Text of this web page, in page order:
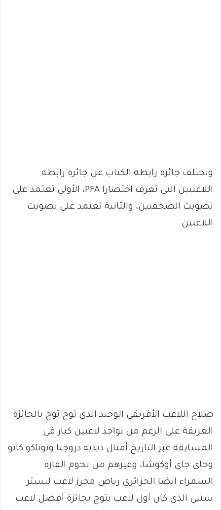
وتختلف جائزة رابطة الكتاب عن جائزة رابطة
اللاعبيين التي تعرف اختصارا PFA، الأولي تعتمد على
تصويت الصحفيين، والثانية تعتمد على تصويت
اللاعبين.
صلاح اللاعب الأفريقي الوحيد الذي توج توج بالجائزة
العريقة على الرغم من تواجد لاعبين كبار فى
المسابقة عبر التاريخ أمثال ديديه دروجبا ونوناكو كانو
وجاى جاى أوكوشا، وغيرهم من نجوم القارة
السمراء ايضا الجزائري رياض محرز لاعب ليستر
ستيي الذي كان أول لاعب يتوج بجائزة أفضل لاعب